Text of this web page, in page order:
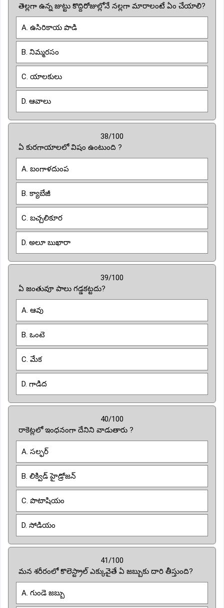
తెల్లగా ఉన్న జుట్టు కొద్దిరోజుల్లోనే నల్లగా మారాలంటే ఏం చేయాలి?
A. ఉసిరికాయ పొడి
B. నిమ్మరసం
C. యాలకులు
D. ఆవాలు
38/100
ఏ కురగాయాలలో విషం ఉంటుంది ?
A. బంగాళదుంప
B. క్యాబేజీ
C. బచ్చలికూర
D. అలూ బుఖారా
39/100
ఏ జంతువూ పాలు గడ్డకట్టదు?
A. ఆవు
B. ఒంటె
C. మేక
D. గాడిద
40/100
రాకెట్లలో ఇంధనంగా దేనిని వాడుతారు ?
A. సల్ఫర్
B. లిక్విడ్ హైడ్రోజన్
C. పొటాషియం
D. సోడియం
41/100
మన శరీరంలో కొలెస్ట్రాల్ ఎక్కువైతే ఏ జబ్బుకు దారి తీస్తుంది?
A. గుండె జబ్బు